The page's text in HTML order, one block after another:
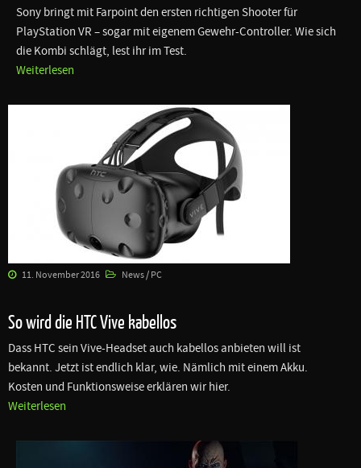
Sony bringt mit Farpoint den ersten richtigen Shooter für
PlayStation VR – sogar mit eigenem Gewehr-Controller. Wie sich
die Kombi schlägt, lest ihr im Test.
Weiterlesen
11. November 2016 News / PC
So wird die HTC Vive kabellos
Dass HTC sein Vive-Headset auch kabellos anbieten will ist
bekannt. Jetzt ist endlich klar, wie. Nämlich mit einem Akku.
Kosten und Funktionsweise erklären wir hier.
Weiterlesen